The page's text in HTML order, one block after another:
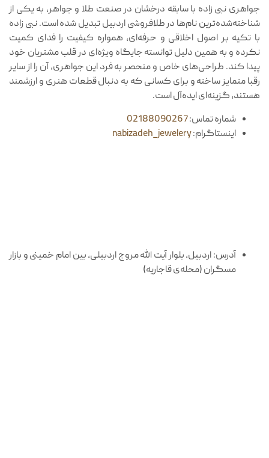
جواهری نبی زاده با سابقه درخشان در صنعت طلا و جواهر، به یکی از
شناخته‌شده‌ترین نام‌ها در طلافروشی اردبیل تبدیل شده است. نبی زاده
با تکیه بر اصول اخلاقی و حرفه‌ای، همواره کیفیت را فدای کمیت
نکرده و به همین دلیل توانسته جایگاه ویژه‌ای در قلب مشتریان خود
پیدا کند. طراحی‌های خاص و منحصر به فرد این جواهری، آن را از سایر
رقبا متمایز ساخته و برای کسانی که به دنبال قطعات هنری و ارزشمند
هستند، گزینه‌ای ایده‌آل است.
شماره تماس:02188090267
اینستاگرام:nabizadeh_jewelery
آدرس: اردبیل، بلوار آیت الله مروج اردبیلی، بین امام خمینی و بازار
مسگران (محله‌ی قاجاریه)